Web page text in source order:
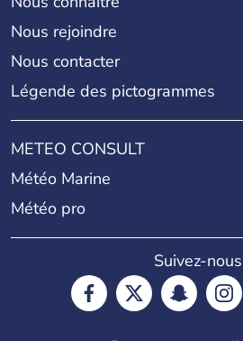
Nous rejoindre
Nous contacter
Légende des pictogrammes
METEO CONSULT
Météo Marine
Météo pro
Suivez-